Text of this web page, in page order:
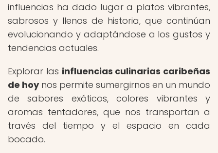
influencias ha dado lugar a platos vibrantes,
sabrosos y llenos de historia, que continúan
evolucionando y adaptándose a los gustos y
tendencias actuales.
Explorar las influencias culinarias caribeñas
de hoynos permite sumergirnos en un mundo
de sabores exóticos, colores vibrantes y
aromas tentadores, que nos transportan a
través del tiempo y el espacio en cada
bocado.